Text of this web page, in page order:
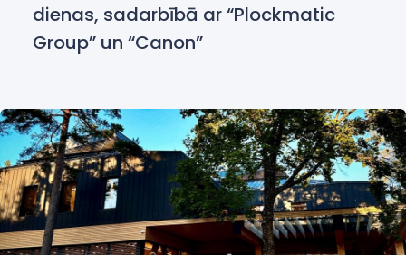
dienas, sadarbībā ar “Plockmatic
Group” un “Canon”